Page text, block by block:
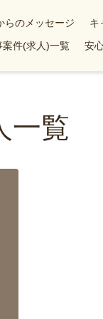
らのメッセージ
キ
案件(求人)一覧 安
一覧